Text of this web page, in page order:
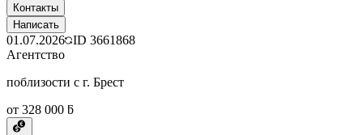
Контакты
Написать
01.07.2026 ID 3661868
Агентство
поблизости с г. Брест
от 328 000 ƃ